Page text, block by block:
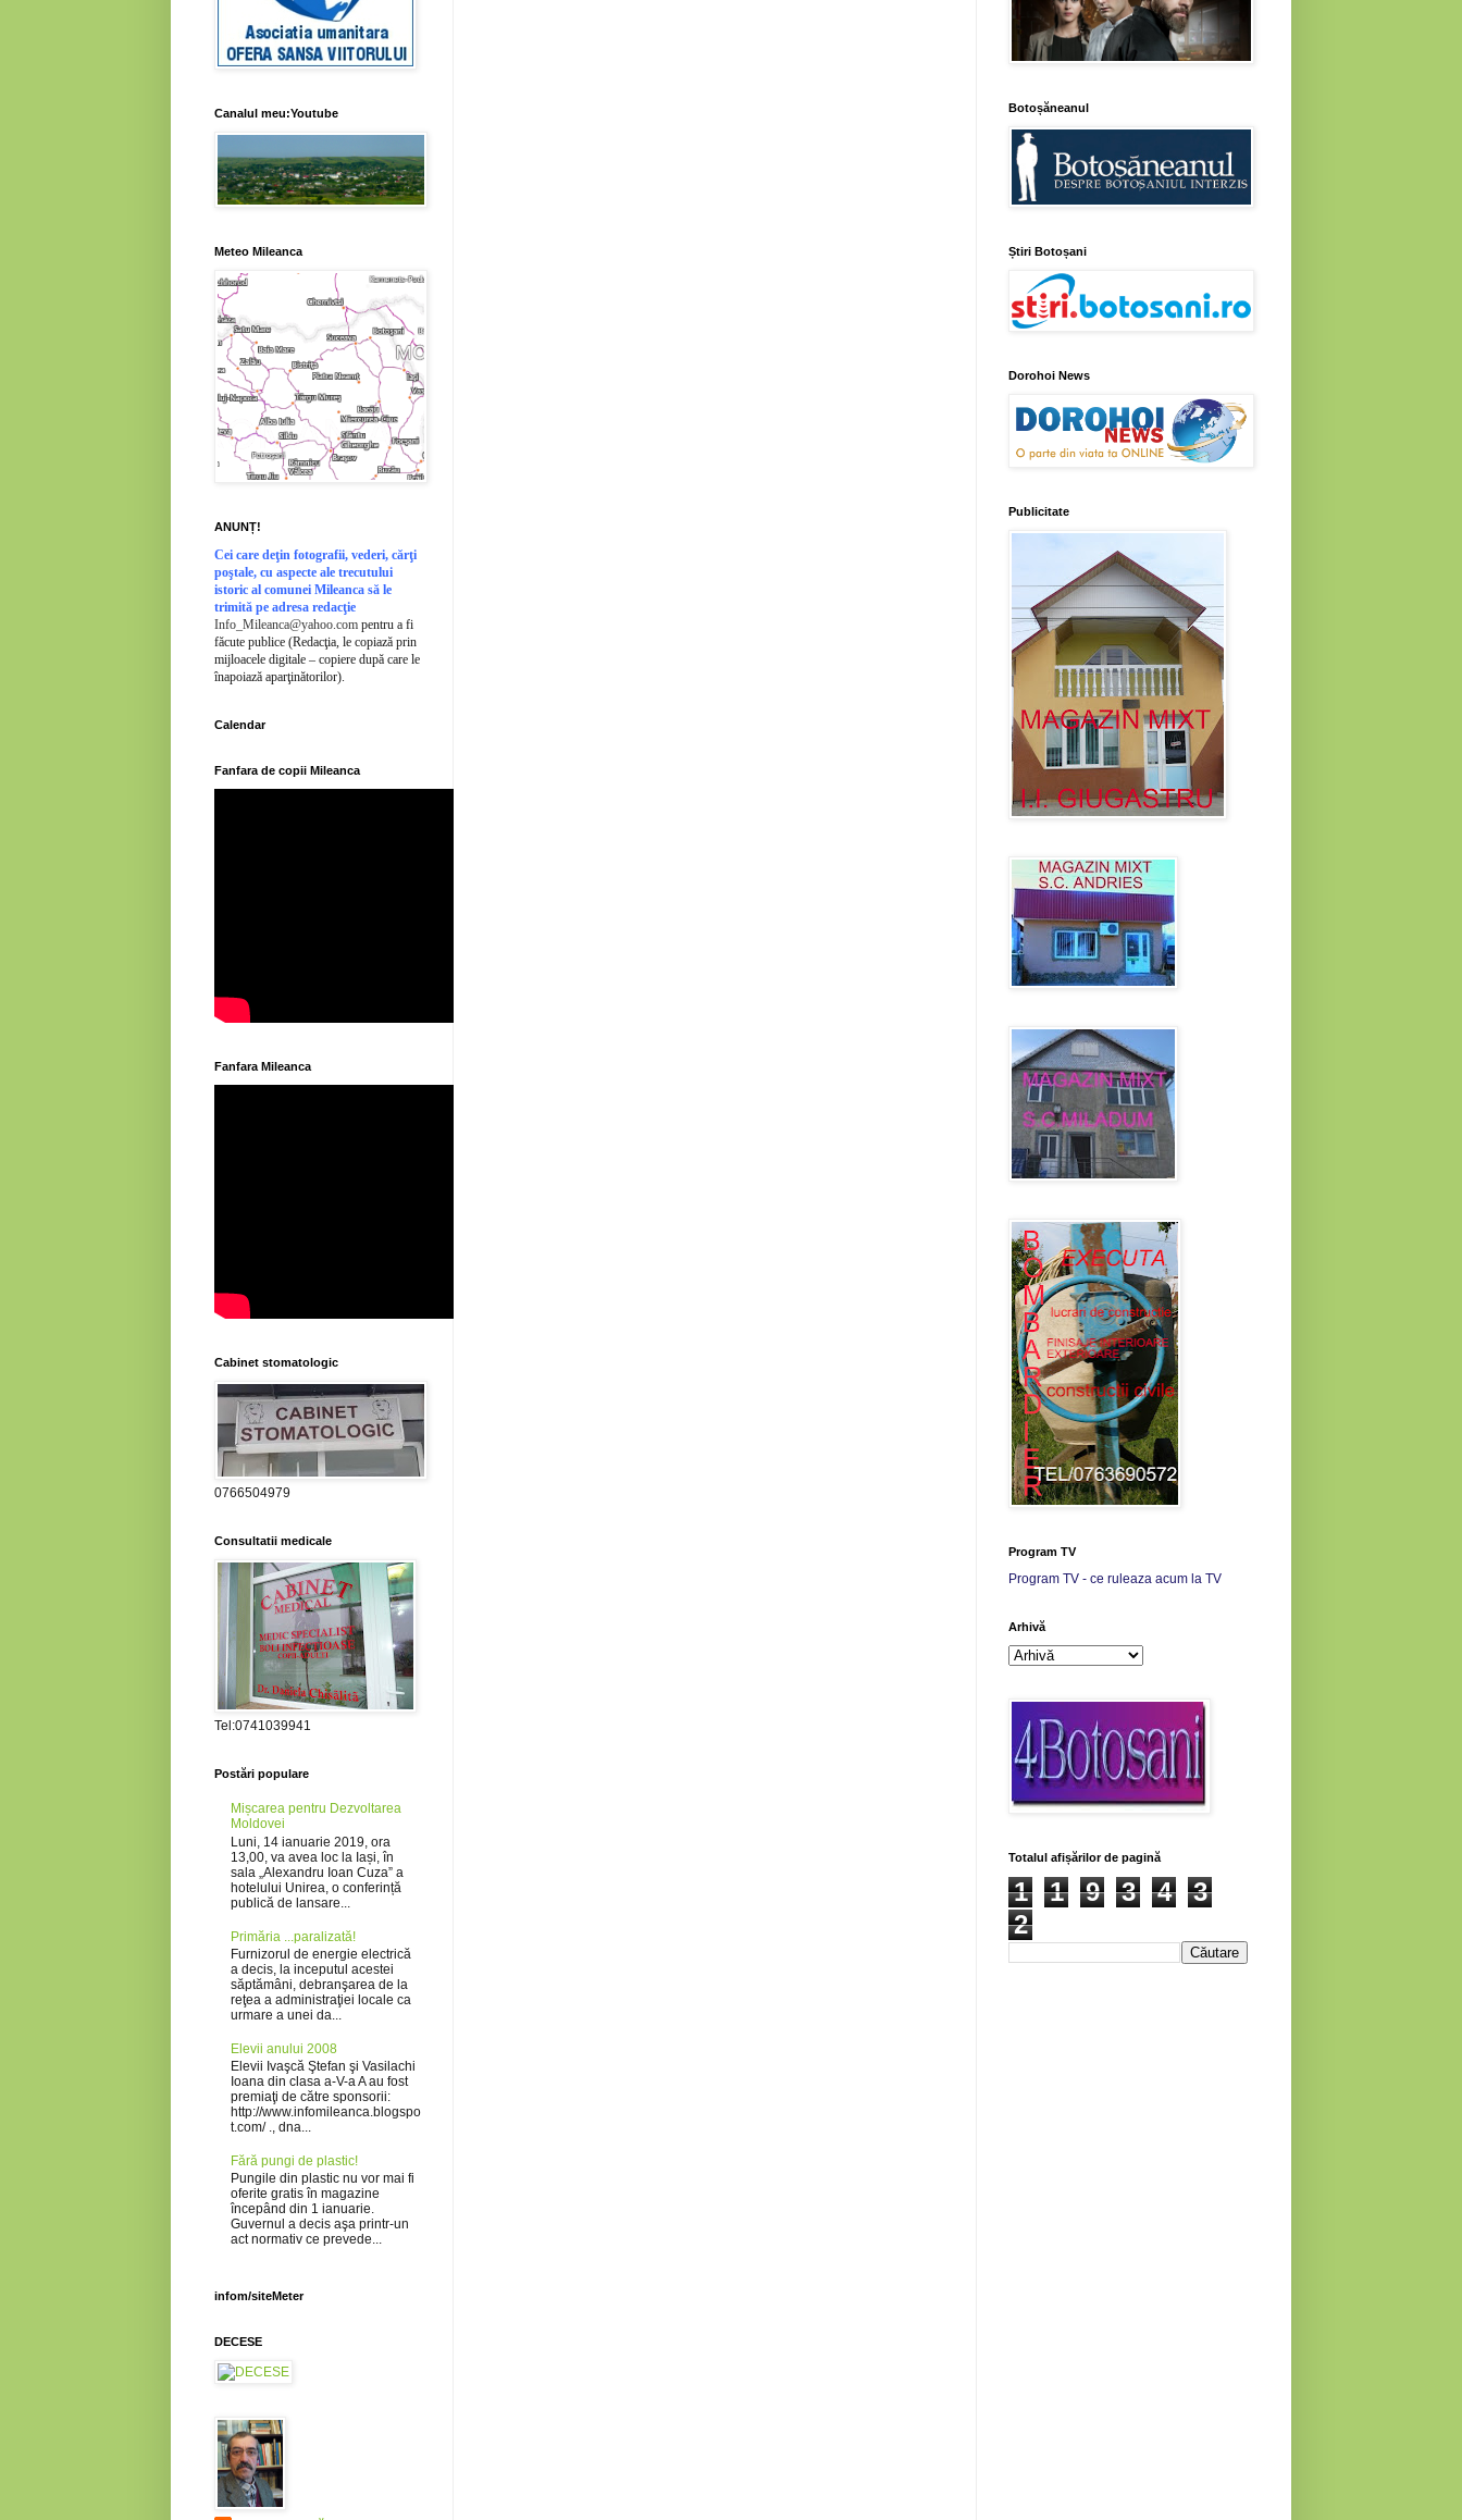
Canalul meu:Youtube
Meteo Mileanca
ANUNȚ!
Cei care deţin fotografii, vederi, cărţi
poştale, cu aspecte ale trecutului
istoric al comunei Mileanca să le
trimită pe adresa redacţie
Info_Mileanca@yahoo.com pentru a fi
făcute publice (Redacţia, le copiază prin
mijloacele digitale – copiere după care le
înapoiază aparţinătorilor).
Calendar
Fanfara de copii Mileanca
Fanfara Mileanca
Cabinet stomatologic
0766504979
Consultatii medicale
Tel:0741039941
Postări populare
Mișcarea pentru Dezvoltarea
Moldovei
Luni, 14 ianuarie 2019, ora
13,00, va avea loc la Iași, în
sala „Alexandru Ioan Cuza” a
hotelului Unirea, o conferință
publică de lansare...
Primăria ...paralizată!
Furnizorul de energie electrică
a decis, la inceputul acestei
săptămâni, debranşarea de la
reţea a administraţiei locale ca
urmare a unei da...
Elevii anului 2008
Elevii Ivaşcă Ştefan şi Vasilachi
Ioana din clasa a-V-a A au fost
premiaţi de către sponsorii:
http://www.infomileanca.blogspo
t.com/ ., dna...
Fără pungi de plastic!
Pungile din plastic nu vor mai fi
oferite gratis în magazine
începând din 1 ianuarie.
Guvernul a decis aşa printr-un
act normativ ce prevede...
infom/siteMeter
DECESE
Botoșăneanul
Știri Botoșani
Dorohoi News
Publicitate
Program TV
Program TV - ce ruleaza acum la TV
Arhivă
Totalul afișărilor de pagină
1 1 9 3 4
3
2